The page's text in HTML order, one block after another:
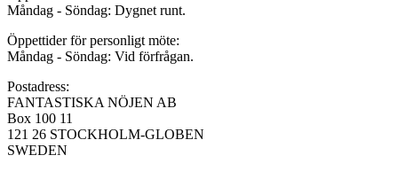
Måndag - Söndag: Dygnet runt.
Öppettider för personligt möte:
Måndag - Söndag: Vid förfrågan.
Postadress:
FANTASTISKA NÖJEN AB
Box 100 11
121 26 STOCKHOLM-GLOBEN
SWEDEN